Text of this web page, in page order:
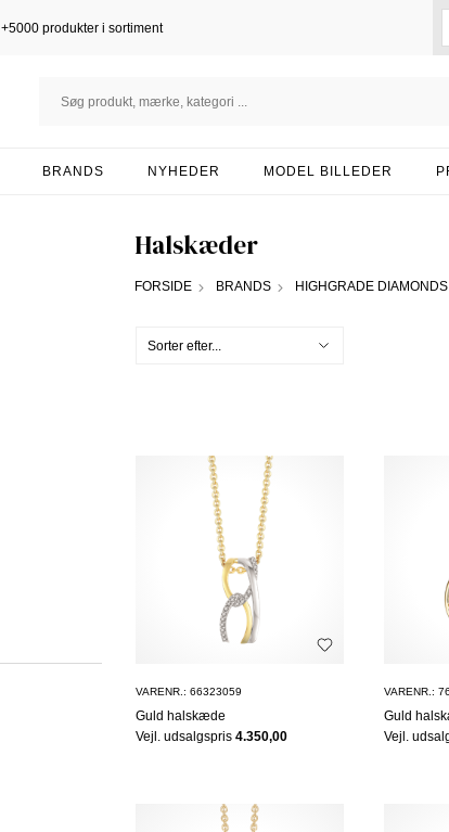
+5000 produkter i sortiment
BRANDS NYHEDER MODEL BILLEDER
Halskæder
FORSIDE BRANDS HIGHGRADE DIAMONDS
VARENR.: 66323059
Guld halskæde
Vejl. udsalgspris 4.350,00
VARENR.:
Guld
Vejl.